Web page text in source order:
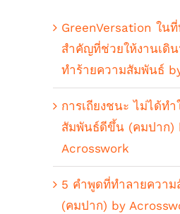
GreenVersation ใน
สำคัญที่ช่วยให้งานเดิ
ทำร้ายความสัมพันธ์
การเถียงชนะ ไม่ได้ท
สัมพันธ์ดีขึ้น (คมปาก)
Acrosswork
5 คำพูดที่ทำลายควา
(คมปาก) by